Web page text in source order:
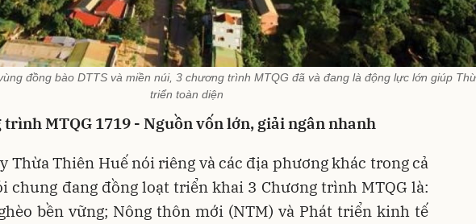
đồng bào DTTS và miền núi, 3 chương trình MTQG đã và đang là động lực lớn giúp
triển toàn diện
trình MTQG 1719 - Nguồn vốn lớn, giải ngân nhanh
Thừa Thiên Huế nói riêng và các địa phương khác trong cả
chung đang đồng loạt triển khai 3 Chương trình MTQG là:
bền vững; Nông thôn mới (NTM) và Phát triển kinh tế